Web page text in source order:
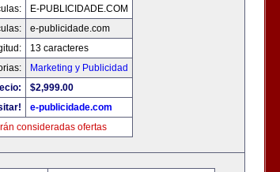
E-PUBLICIDADE.COM
e-publicidade.com
13 caracteres
Marketing y Publicidad
$2,999.00
e-publicidade.com
consideradas ofertas